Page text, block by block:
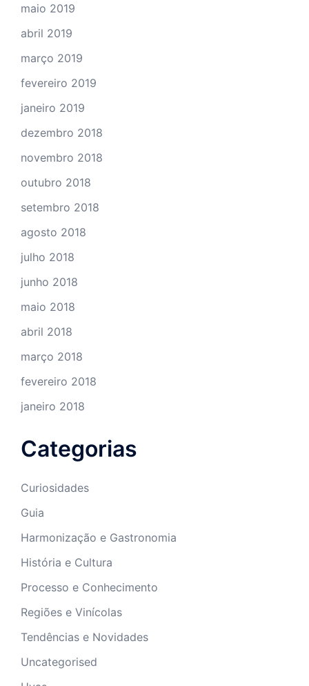
maio 2019
abril 2019
março 2019
fevereiro 2019
janeiro 2019
dezembro 2018
novembro 2018
outubro 2018
setembro 2018
agosto 2018
julho 2018
junho 2018
maio 2018
abril 2018
março 2018
fevereiro 2018
janeiro 2018
Categorias
Curiosidades
Guia
Harmonização e Gastronomia
História e Cultura
Processo e Conhecimento
Regiões e Vinícolas
Tendências e Novidades
Uncategorised